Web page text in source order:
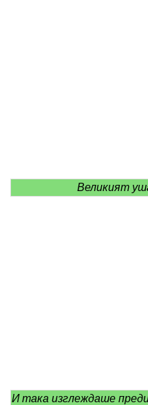
Великият
И така изглеждаше